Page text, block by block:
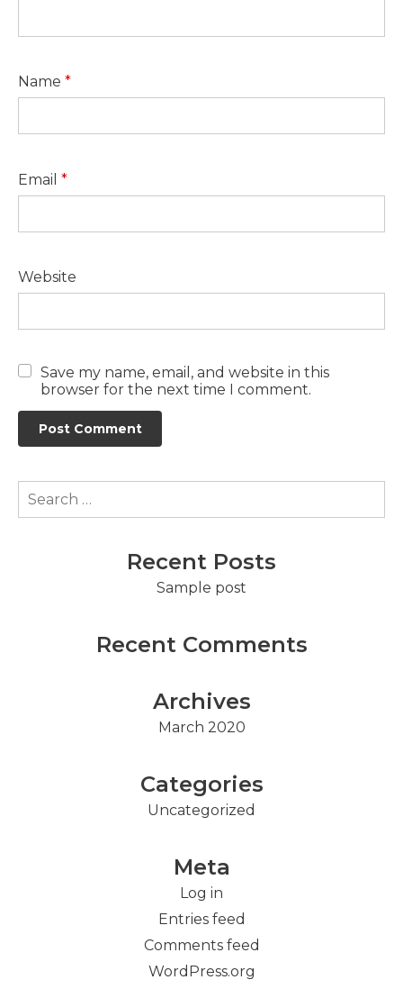
Name *
Email *
Website
Save my name, email, and website in this
browser for the next time I comment.
Recent Posts
Sample post
Recent Comments
Archives
March 2020
Categories
Uncategorized
Meta
Log in
Entries feed
Comments feed
WordPress.org